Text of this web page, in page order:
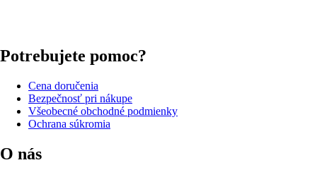
Potrebujete pomoc?
Cena doručenia
Bezpečnosť pri nákupe
Všeobecné obchodné podmienky
Ochrana súkromia
O nás